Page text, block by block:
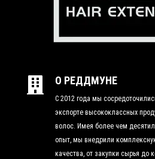
 О РЕДДМУНЕ
С 2012 года мы
экспорте высококлассных
волос. Имея более чем
опыт, мы внедрили
качества, от закупки сырья до